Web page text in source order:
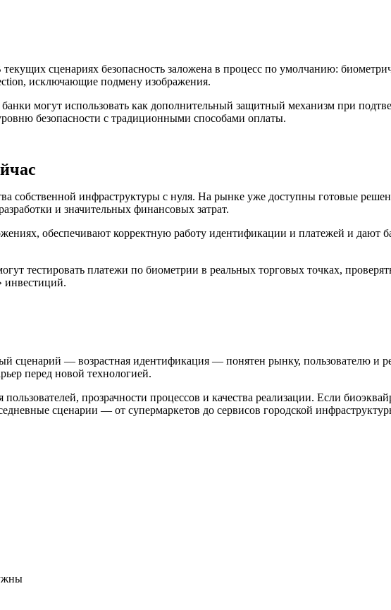
сценариях безопасность заложена в процесс по умолчанию:
исключающие подмену изображения.
могут использовать как дополнительный защитный механизм при
безопасности с традиционными способами оплаты.
собственной инфраструктуры с нуля. На рынке уже доступны готовые
и значительных финансовых затрат.
обеспечивают корректную работу идентификации и платежей и дают
тестировать платежи по биометрии в реальных торговых точках,
инвестиций.
сценарий — возрастная идентификация — понятен рынку, пользователю и
перед новой технологией.
прозрачности процессов и качества реализации. Если
сценарии — от супермаркетов до сервисов городской